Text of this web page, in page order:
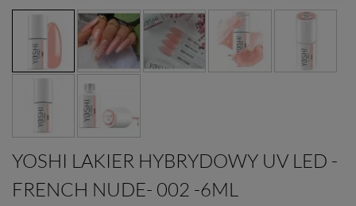
YOSHI LAKIER HYBRYDOWY UV LED -
FRENCH NUDE- 002 -6ML